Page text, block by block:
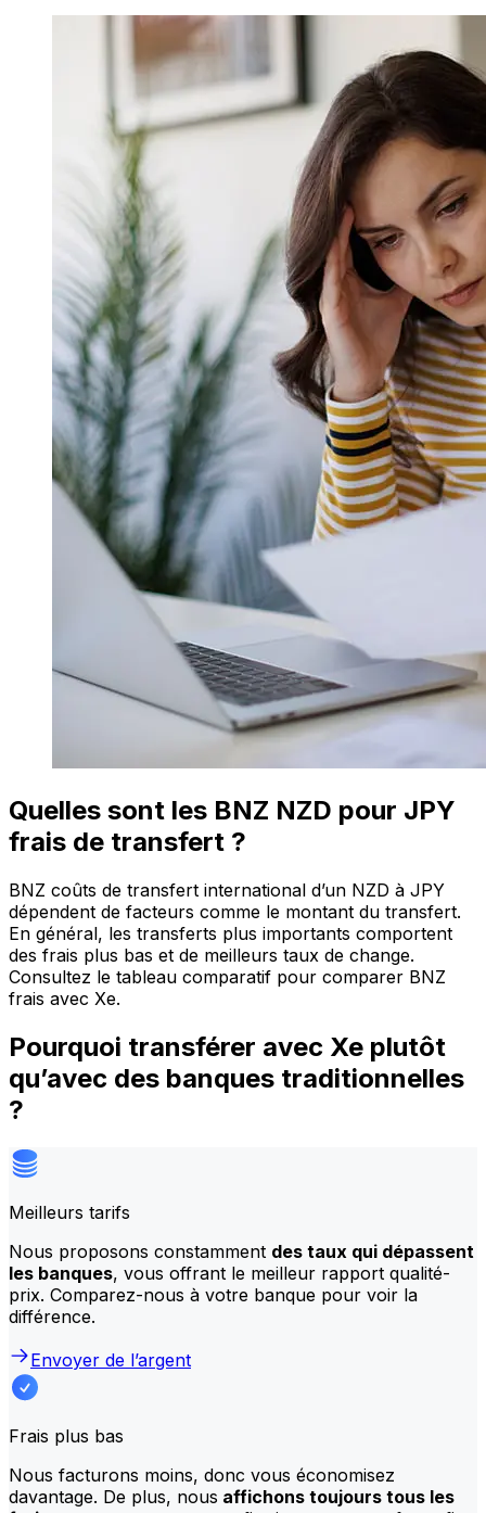
Quelles sont les BNZ NZD pour JPY
frais de transfert ?
BNZ coûts de transfert international d’un NZD à JPY
dépendent de facteurs comme le montant du transfert.
En général, les transferts plus importants comportent
des frais plus bas et de meilleurs taux de change.
Consultez le tableau comparatif pour comparer BNZ
frais avec Xe.
Pourquoi transférer avec Xe plutôt
qu’avec des banques traditionnelles
?
Meilleurs tarifs
Nous proposons constamment des taux qui dépassent
les banques, vous offrant le meilleur rapport qualité-
prix. Comparez-nous à votre banque pour voir la
différence.
Envoyer de l’argent
Frais plus bas
Nous facturons moins, donc vous économisez
davantage. De plus, nous affichons toujours tous les